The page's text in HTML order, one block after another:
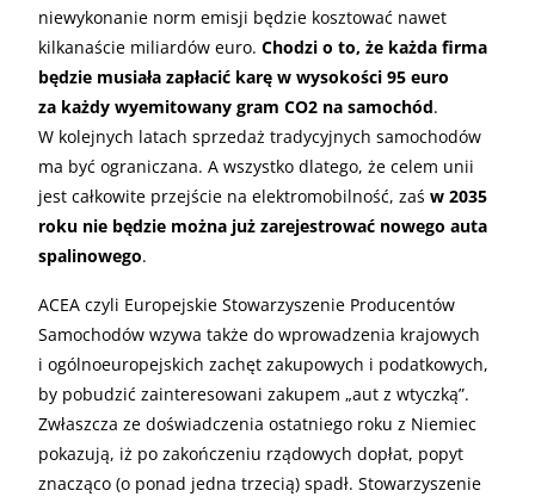
niewykonanie norm emisji będzie kosztować nawet
kilkanaście miliardów euro. Chodzi o to, że każda firma
będzie musiała zapłacić karę w wysokości 95 euro
za każdy wyemitowany gram CO2 na samochód.
W kolejnych latach sprzedaż tradycyjnych samochodów
ma być ograniczana. A wszystko dlatego, że celem unii
jest całkowite przejście na elektromobilność, zaś w 2035
roku nie będzie można już zarejestrować nowego auta
spalinowego.
ACEA czyli Europejskie Stowarzyszenie Producentów
Samochodów wzywa także do wprowadzenia krajowych
i ogólnoeuropejskich zachęt zakupowych i podatkowych,
by pobudzić zainteresowani zakupem „aut z wtyczką”.
Zwłaszcza ze doświadczenia ostatniego roku z Niemiec
pokazują, iż po zakończeniu rządowych dopłat, popyt
znacząco (o ponad jedna trzecią) spadł. Stowarzyszenie